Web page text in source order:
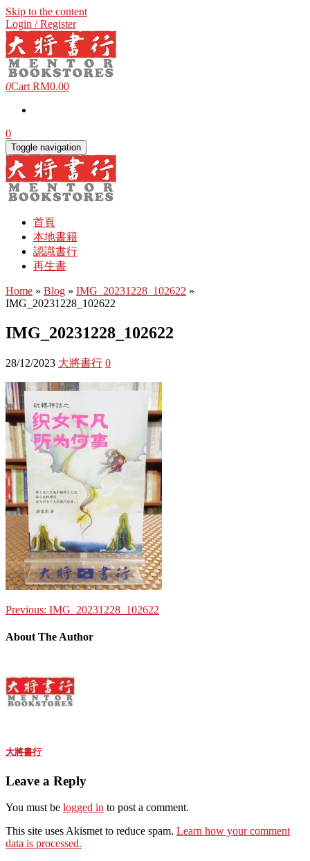
Skip to the content
Login / Register
0Cart RM0.00
0
Toggle navigation
首頁
本地書籍
認識書行
再生書
Home » Blog » IMG_20231228_102622 »
IMG_20231228_102622
IMG_20231228_102622
28/12/2023 大將書行 0
Previous: IMG_20231228_102622
About The Author
大將書行
Leave a Reply
You must be logged in to post a comment.
This site uses Akismet to reduce spam. Learn how your comment
data is processed.